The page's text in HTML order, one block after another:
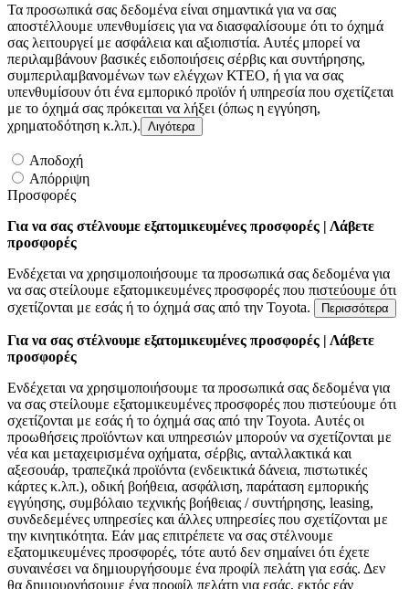
Τα προσωπικά σας δεδομένα είναι σημαντικά για να σας
αποστέλλουμε υπενθυμίσεις για να διασφαλίσουμε ότι το όχημά
σας λειτουργεί με ασφάλεια και αξιοπιστία. Αυτές μπορεί να
περιλαμβάνουν βασικές ειδοποιήσεις σέρβις και συντήρησης,
συμπεριλαμβανομένων των ελέγχων ΚΤΕΟ, ή για να σας
υπενθυμίσουν ότι ένα εμπορικό προϊόν ή υπηρεσία που σχετίζεται
με το όχημά σας πρόκειται να λήξει (όπως η εγγύηση,
χρηματοδότηση κ.λπ.). Λιγότερα
Αποδοχή
Απόρριψη
Προσφορές
Για να σας στέλνουμε εξατομικευμένες προσφορές | Λάβετε
προσφορές
Ενδέχεται να χρησιμοποιήσουμε τα προσωπικά σας δεδομένα για
να σας στείλουμε εξατομικευμένες προσφορές που πιστεύουμε ότι
σχετίζονται με εσάς ή το όχημά σας από την Toyota.
Περισσότερα
Για να σας στέλνουμε εξατομικευμένες προσφορές | Λάβετε
προσφορές
Ενδέχεται να χρησιμοποιήσουμε τα προσωπικά σας δεδομένα για
να σας στείλουμε εξατομικευμένες προσφορές που πιστεύουμε ότι
σχετίζονται με εσάς ή το όχημά σας από την Toyota. Αυτές οι
προωθήσεις προϊόντων και υπηρεσιών μπορούν να σχετίζονται με
νέα και μεταχειρισμένα οχήματα, σέρβις, ανταλλακτικά και
αξεσουάρ, τραπεζικά προϊόντα (ενδεικτικά δάνεια, πιστωτικές
κάρτες κ.λπ.), οδική βοήθεια, ασφάλιση, παράταση εμπορικής
εγγύησης, συμβόλαιο τεχνικής βοήθειας / συντήρησης, leasing,
συνδεδεμένες υπηρεσίες και άλλες υπηρεσίες που σχετίζονται με
την κινητικότητα. Εάν μας επιτρέπετε να σας στέλνουμε
εξατομικευμένες προσφορές, τότε αυτό δεν σημαίνει ότι έχετε
συναινέσει να δημιουργήσουμε ένα προφίλ πελάτη για εσάς. Δεν
θα δημιουργήσουμε ένα προφίλ πελάτη για εσάς, εκτός εάν